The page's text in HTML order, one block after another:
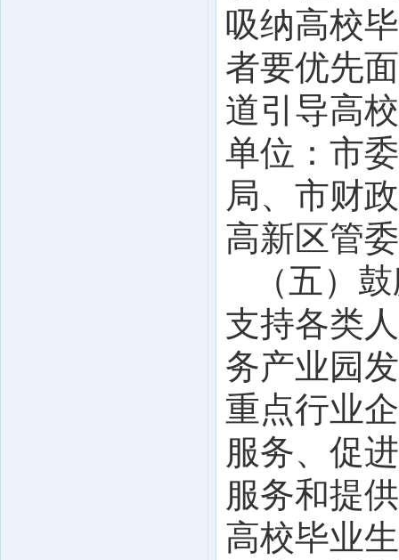
吸纳高校
者要优先
道引导高
单位：市
局、市财
高新区管
（五）
支持各类
务产业园
重点行业
服务、促
服务和提
高校毕业